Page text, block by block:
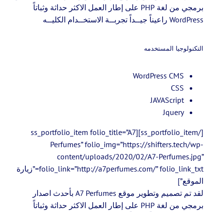
برمجي من لغة PHP على إطار العمل الاكثر حداثة وثباتاً
WordPress راعيناً جيــداً تجربــة الاستخــدام الكليــه
التكنولوجيا المستخدمه
WordPress CMS
CSS
JAVAScript
Jquery
[/ss_portfolio_item][ss_portfolio_item folio_title=”A7
Perfumes” folio_img=”https://shifters.tech/wp-
content/uploads/2020/02/A7-Perfumes.jpg”
folio_link=”http://a7perfumes.com/” folio_link_txt=”زيارة
الموقع”]
لقد تم تصميم وتطوير موقع A7 Perfumes بأحدث اصدار
برمجي من لغة PHP على إطار العمل الاكثر حداثة وثباتاً